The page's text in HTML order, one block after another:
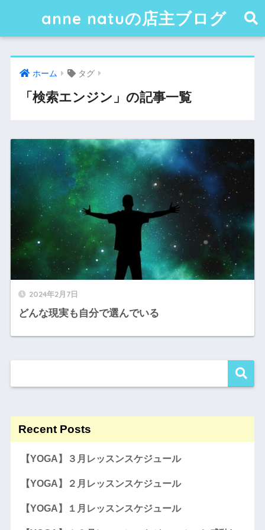
anne natuの店主ブログ
ホーム タグ
「検索エンジン」の記事一覧
2024年2月7日
どんな現実も自分で選んでいる
Recent Posts
【YOGA】３月レッスンスケジュール
【YOGA】２月レッスンスケジュール
【YOGA】１月レッスンスケジュール